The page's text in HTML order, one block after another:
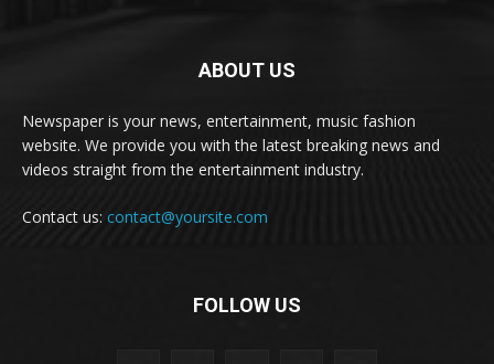
ABOUT US
Newspaper is your news, entertainment, music fashion
website. We provide you with the latest breaking news and
videos straight from the entertainment industry.
Contact us: contact@yoursite.com
FOLLOW US